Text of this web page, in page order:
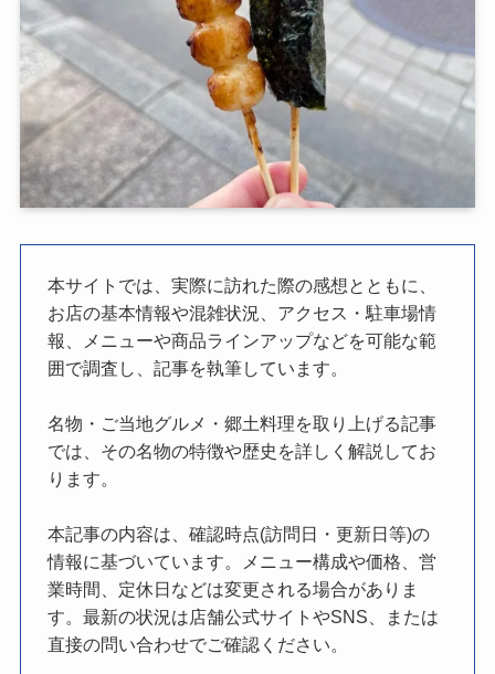
本サイトでは、実際に訪れた際の感想とともに、
お店の基本情報や混雑状況、アクセス・駐車場情
報、メニューや商品ラインアップなどを可能な範
囲で調査し、記事を執筆しています。
名物・ご当地グルメ・郷土料理を取り上げる記事
では、その名物の特徴や歴史を詳しく解説してお
ります。
本記事の内容は、確認時点(訪問日・更新日等)の
情報に基づいています。メニュー構成や価格、営
業時間、定休日などは変更される場合がありま
す。最新の状況は店舗公式サイトやSNS、または
直接の問い合わせでご確認ください。